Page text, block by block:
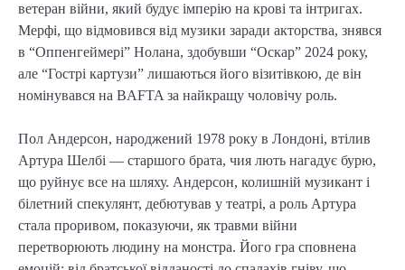
ветеран війни, який будує імперію на крові та інтригах.
Мерфі, що відмовився від музики заради акторства, знявся
в “Оппенгеймері” Нолана, здобувши “Оскар” 2024 року,
але “Гострі картузи” лишаються його візитівкою, де він
номінувався на BAFTA за найкращу чоловічу роль.
Пол Андерсон, народжений 1978 року в Лондоні, втілив
Артура Шелбі — старшого брата, чия лють нагадує бурю,
що руйнує все на шляху. Андерсон, колишній музикант і
білетний спекулянт, дебютував у театрі, а роль Артура
стала проривом, показуючи, як травми війни
перетворюють людину на монстра. Його гра сповнена